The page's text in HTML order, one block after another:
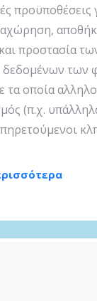
προϋποθέσεις
προστασία
των
οποία
(π.χ.